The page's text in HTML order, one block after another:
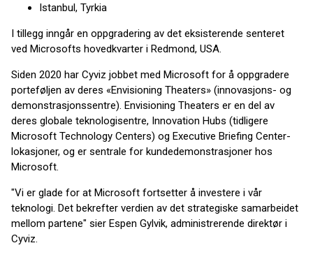
Istanbul, Tyrkia
I tillegg inngår en oppgradering av det eksisterende senteret
ved Microsofts hovedkvarter i Redmond, USA.
Siden 2020 har Cyviz jobbet med Microsoft for å oppgradere
porteføljen av deres «Envisioning Theaters» (innovasjons- og
demonstrasjonssentre). Envisioning Theaters er en del av
deres globale teknologisentre, Innovation Hubs (tidligere
Microsoft Technology Centers) og Executive Briefing Center-
lokasjoner, og er sentrale for kundedemonstrasjoner hos
Microsoft.
"Vi er glade for at Microsoft fortsetter å investere i vår
teknologi. Det bekrefter verdien av det strategiske samarbeidet
mellom partene" sier Espen Gylvik, administrerende direktør i
Cyviz.